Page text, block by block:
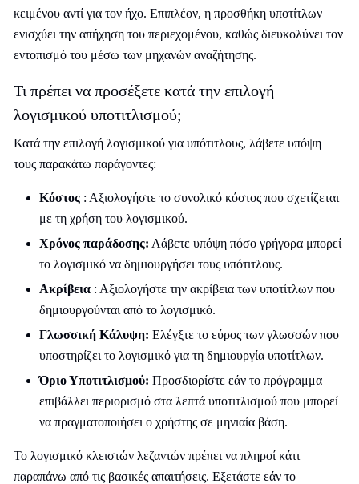
κειμένου αντί για τον ήχο. Επιπλέον, η προσθήκη υποτίτλων
ενισχύει την απήχηση του περιεχομένου, καθώς διευκολύνει τον
εντοπισμό του μέσω των μηχανών αναζήτησης.
Τι πρέπει να προσέξετε κατά την επιλογή
λογισμικού υποτιτλισμού;
Κατά την επιλογή λογισμικού για υπότιτλους, λάβετε υπόψη
τους παρακάτω παράγοντες:
Κόστος : Αξιολογήστε το συνολικό κόστος που σχετίζεται
με τη χρήση του λογισμικού.
Χρόνος παράδοσης: Λάβετε υπόψη πόσο γρήγορα μπορεί
το λογισμικό να δημιουργήσει τους υπότιτλους.
Ακρίβεια : Αξιολογήστε την ακρίβεια των υποτίτλων που
δημιουργούνται από το λογισμικό.
Γλωσσική Κάλυψη: Ελέγξτε το εύρος των γλωσσών που
υποστηρίζει το λογισμικό για τη δημιουργία υποτίτλων.
Όριο Υποτιτλισμού: Προσδιορίστε εάν το πρόγραμμα
επιβάλλει περιορισμό στα λεπτά υποτιτλισμού που μπορεί
να πραγματοποιήσει ο χρήστης σε μηνιαία βάση.
Το λογισμικό κλειστών λεζαντών πρέπει να πληροί κάτι
παραπάνω από τις βασικές απαιτήσεις. Εξετάστε εάν το